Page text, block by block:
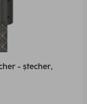
- ștecher,